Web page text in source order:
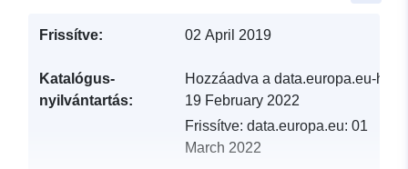
Frissítve: 02 April 2019
Katalógus-
nyilvántartás:
Hozzáadva a data.europa.eu-hoz:
19 February 2022
Frissítve: data.europa.eu: 01
March 2022